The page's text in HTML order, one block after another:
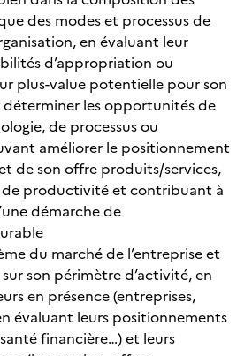
des modes et processus de
en évaluant leur
d’appropriation ou
plus-value potentielle pour son
les opportunités de
de processus ou
améliorer le positionnement
de son offre produits/services,
de productivité et contribuant à
démarche de
du marché de l’entreprise et
son périmètre d’activité, en
en présence (entreprises,
évaluant leurs positionnements
financière…) et leurs